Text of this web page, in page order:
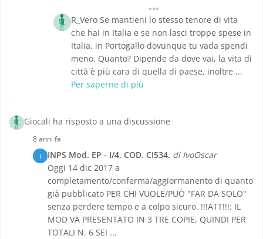
R_Vero Se mantieni lo stesso tenore di vita
che hai in Italia e se non lasci troppe spese in
Italia, in Portogallo dovunque tu vada spendi
meno. Quanto? Dipende da dove vai, la vita di
città è più cara di quella di paese, inoltre ...
Per saperne di più
Giocali ha risposto a una discussione
8 anni fa
I INPS Mod. EP - I/4, COD. CI534. di IvoOscar
Oggi 14 dic 2017 a
completamento/conferma/aggiormanento di quanto
già pubblicato PER CHI VUOLE/PUÒ "FAR DA SOLO"
senza perdere tempo e a colpo sicuro. !!!ATT!!!: IL
MOD VA PRESENTATO IN 3 TRE COPIE, QUINDI PER
TOTALI N. 6 SEI ...